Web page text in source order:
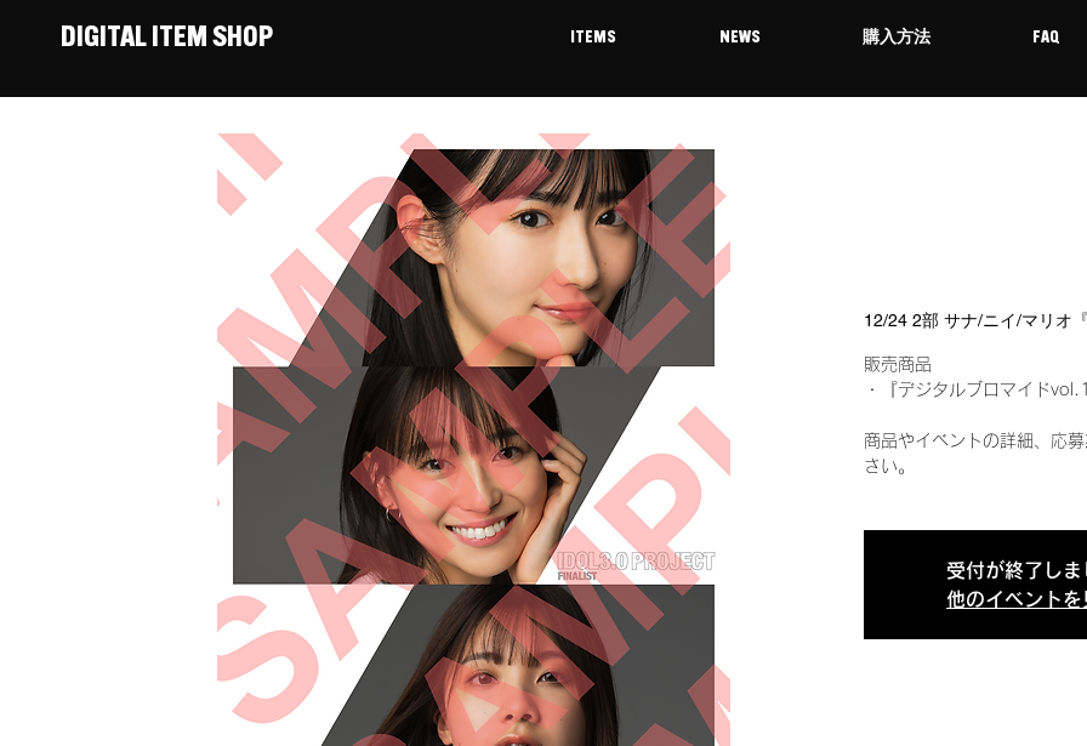
DIGITAL ITEM SHOP ITEMS NEWS 購入方法 FAQ
12/24 2部 サナ/ニイ/マリオ
販売商品
・『デジタルブロマイド
商品やイベントの詳細、応
さい。
受付が終了しま
他のイベントを